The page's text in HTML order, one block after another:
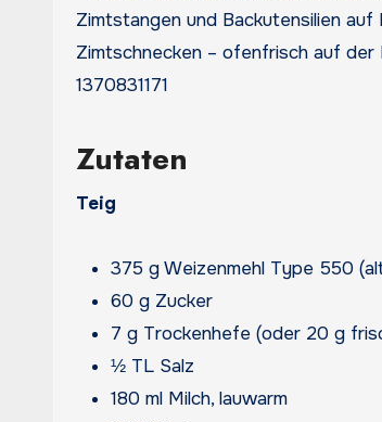
Zimtschnecken – ofenfrisch auf der
1370831171
Zutaten
Teig
375 g Weizenmehl Type 550
60 g Zucker
7 g Trockenhefe (oder 20 g
½ TL Salz
180 ml Milch, lauwarm